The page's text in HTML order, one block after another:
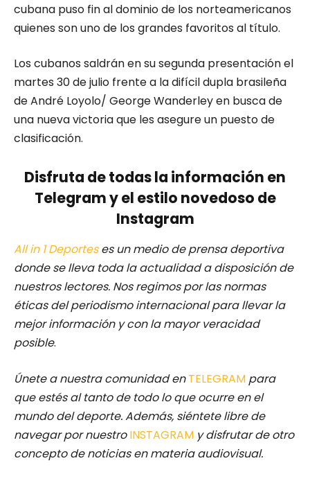
cubana puso fin al dominio de los norteamericanos
quienes son uno de los grandes favoritos al título.
Los cubanos saldrán en su segunda presentación el
martes 30 de julio frente a la difícil dupla brasileña
de André Loyolo/ George Wanderley en busca de
una nueva victoria que les asegure un puesto de
clasificación.
Disfruta de todas la información en
Telegram y el estilo novedoso de
Instagram
All in 1 Deporteses un medio de prensa deportiva
donde se lleva toda la actualidad a disposición de
nuestros lectores. Nos regimos por las normas
éticas del periodismo internacional para llevar la
mejor información y con la mayor veracidad
posible.
Únete a nuestra comunidad enTELEGRAM para
que estés al tanto de todo lo que ocurre en el
mundo del deporte. Además, siéntete libre de
navegar por nuestro INSTAGRAM y disfrutar de otro
concepto de noticias en materia audiovisual.